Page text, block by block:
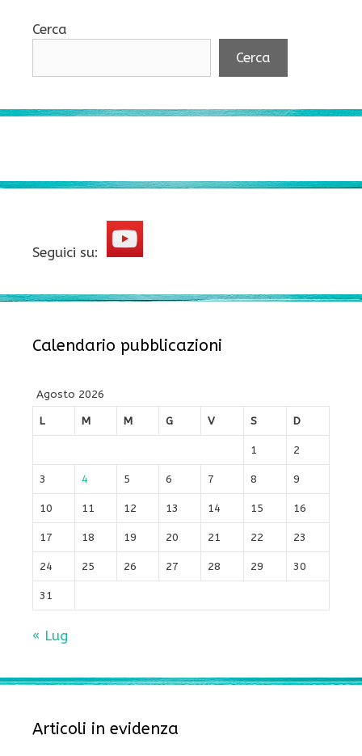
Cerca
Cerca
Seguici su:
Calendario pubblicazioni
Agosto 2026
L
M M G V S D
1 2
3 4 5 6 7 8 9
10 11 12 13 14 15 16
17 18 19 20 21 22 23
24 25 26 27 28 29 30
31
« Lug
Articoli in evidenza